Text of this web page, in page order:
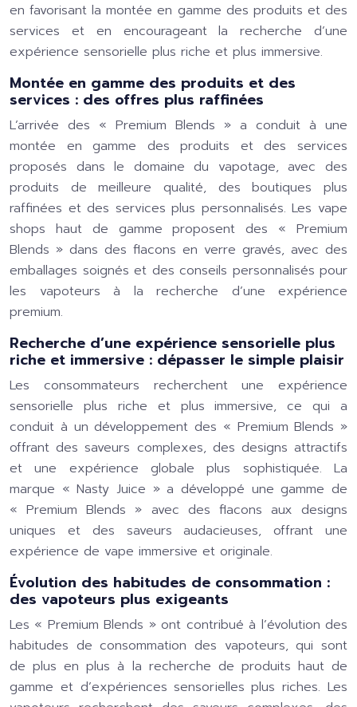
en favorisant la montée en gamme des produits et des
services et en encourageant la recherche d’une
expérience sensorielle plus riche et plus immersive.
Montée en gamme des produits et des
services : des offres plus raffinées
L’arrivée des « Premium Blends » a conduit à une
montée en gamme des produits et des services
proposés dans le domaine du vapotage, avec des
produits de meilleure qualité, des boutiques plus
raffinées et des services plus personnalisés. Les vape
shops haut de gamme proposent des « Premium
Blends » dans des flacons en verre gravés, avec des
emballages soignés et des conseils personnalisés pour
les vapoteurs à la recherche d’une expérience
premium.
Recherche d’une expérience sensorielle plus
riche et immersive : dépasser le simple plaisir
Les consommateurs recherchent une expérience
sensorielle plus riche et plus immersive, ce qui a
conduit à un développement des « Premium Blends »
offrant des saveurs complexes, des designs attractifs
et une expérience globale plus sophistiquée. La
marque « Nasty Juice » a développé une gamme de
« Premium Blends » avec des flacons aux designs
uniques et des saveurs audacieuses, offrant une
expérience de vape immersive et originale.
Évolution des habitudes de consommation :
des vapoteurs plus exigeants
Les « Premium Blends » ont contribué à l’évolution des
habitudes de consommation des vapoteurs, qui sont
de plus en plus à la recherche de produits haut de
gamme et d’expériences sensorielles plus riches. Les